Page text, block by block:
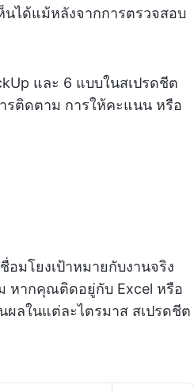
นได้แม้หลังจากการตรวจสอบ
และ 6 แบบในสเปรดชีต
รติดตาม การให้คะแนน หรือ
มโยงเป้าหมายกับงานจริง
ม หากคุณติดอยู่กับ Excel หรือ
ผลในแต่ละไตรมาส สเปรดชีต